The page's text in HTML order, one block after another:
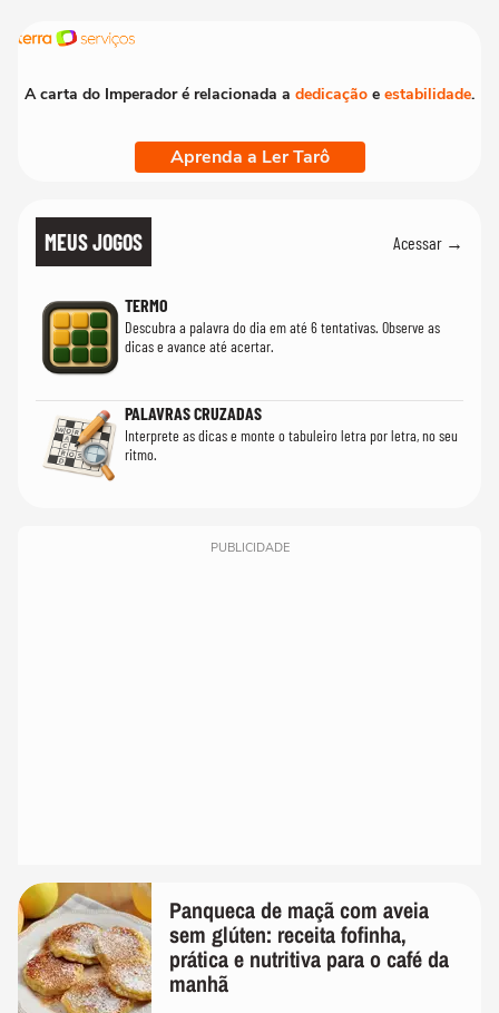
A carta do Imperador é relacionada a dedicação e estabilidade.
Aprenda a Ler Tarô
MEUS JOGOS Acessar →
TERMO
Descubra a palavra do dia em até 6 tentativas. Observe as
dicas e avance até acertar.
PALAVRAS CRUZADAS
Interprete as dicas e monte o tabuleiro letra por letra, no seu
ritmo.
PUBLICIDADE
Panqueca de maçã com aveia
sem glúten: receita fofinha,
prática e nutritiva para o café da
manhã